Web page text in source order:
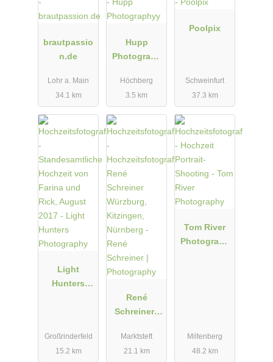
brautpassio
n.de
Lohr a. Main
34.1 km
Hupp
Photograph
Höchberg
3.5 km
Poolpix
Schweinfurt
37.3 km
Light
Hunters
Großrinderfeld
15.2 km
René
Schreiner |
y
Marktsteft
21.1 km
Tom River
Photograph
Miltenberg
48.2 km